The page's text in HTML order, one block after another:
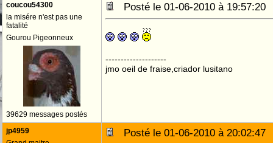
coucou54300
la misére n'est pas une
fatalité
Gourou Pigeonneux
39629 messages postés
Posté le 01-06-2010 à
--------------------
jmo oeil de fraise,criador lusitano
jp4959
Posté le 01-06-2010 à